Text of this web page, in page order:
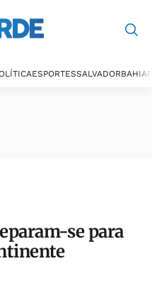
ESPORTESSALVADORBAHIA
se para